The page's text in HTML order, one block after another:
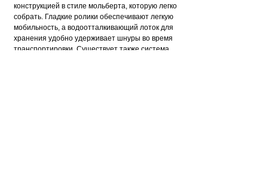
конструкцией в стиле мольберта, которую легко
собрать. Гладкие ролики обеспечивают легкую
мобильность, а водоотталкивающий лоток для
хранения удобно удерживает шнуры во время
транспортировки. Существует также система